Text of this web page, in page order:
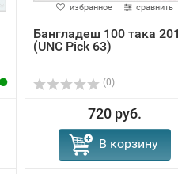
избранное сравнить
Бангладеш 100 така
(UNC Pick 63)
(0)
720 руб.
В корзину